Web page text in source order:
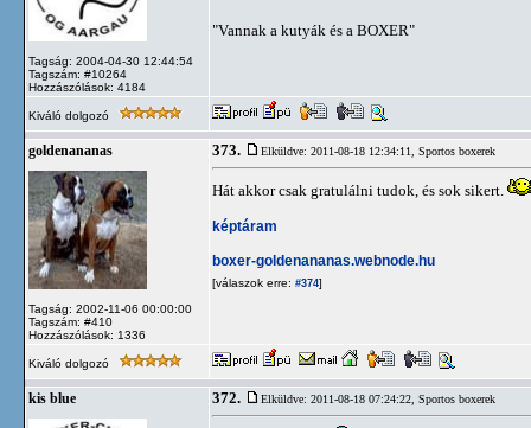
Tagság: 2004-04-30 12:44:54
Tagszám: #10264
Hozzászólások: 4184
"Vannak a kutyák és a BOXER"
Kiváló dolgozó
goldenananas
Tagság: 2002-11-06 00:00:00
Tagszám: #410
Hozzászólások: 1336
373. Elküldve: 2011-08-18 12:34:11, Sportos boxerek
Hát akkor csak gratulálni tudok, és sok sikert.
képtáram
boxer-goldenananas.webnode.hu
[válaszok erre: #374]
Kiváló dolgozó
kis blue 372. Elküldve: 2011-08-18 07:24:22, Sportos boxerek